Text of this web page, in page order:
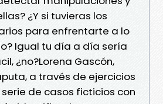
¿Y si tuvieras los
para enfrentarte a lo
Igual tu día a día sería
¿no?Lorena Gascón,
a través de ejercicios
de casos ficticios con